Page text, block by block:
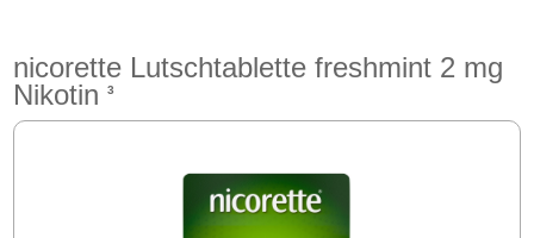
nicorette Lutschtablette freshmint 2 mg
Nikotin3